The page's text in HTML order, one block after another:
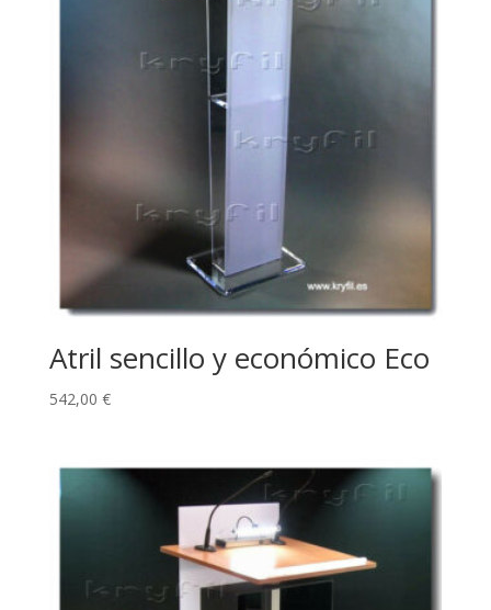
Atril sencillo y económico Eco
542,00 €